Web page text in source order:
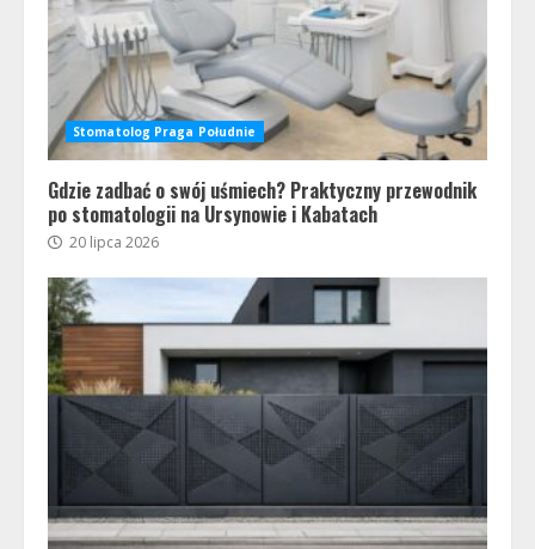
Stomatolog Praga Południe
Gdzie zadbać o swój uśmiech? Praktyczny przewodnik
po stomatologii na Ursynowie i Kabatach
20 lipca 2026